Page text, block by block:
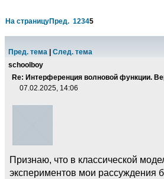
На страницуПред. 12345
Пред. тема
След. тема
schoolboy
Re: Интерференция волновой функции.
07.02.2025, 14:06
Признаю, что в классической
экспериментов мои рассуждения